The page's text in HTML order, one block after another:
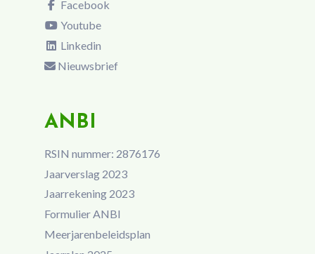
Facebook
Youtube
Linkedin
Nieuwsbrief
ANBI
RSIN nummer: 2876176
Jaarverslag 2023
Jaarrekening 2023
Formulier ANBI
Meerjarenbeleidsplan